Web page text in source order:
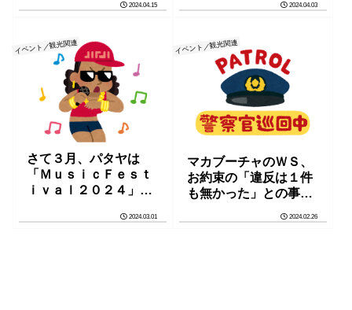
2024.04.15 2024.04.03
イベント／観光関連
さて３月、パタヤは
「ＭｕｓｉｃＦｅｓｔ
ｉｖａｌ２０２４」一
2024.03.01
イベント／観光関連
マカブーチャのＷＳ、
お約束の「違反は１件
も無かった」との事で
2024.02.26